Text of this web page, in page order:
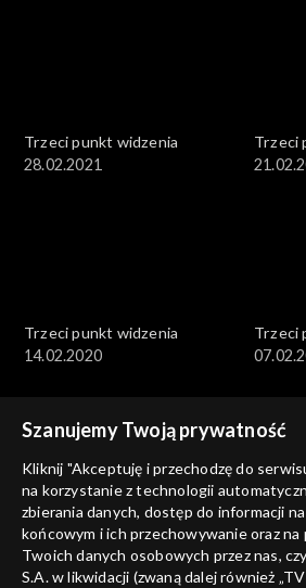
Trzeci punkt widzenia
28.02.2021
Trzeci
Trzeci punkt widzenia
14.02.2020
Trzeci
Trzeci punkt widzenia
31.01.2021
Trzeci
Szanujemy Twoją prywatność
Kliknij "Akceptuję i przechodzę do
na korzystanie z technologii
zbierania danych, dostęp do informacji
końcowym i ich przechowywanie oraz
Twoich danych osobowych przez nas,
S.A. w likwidacji (zwaną dalej również